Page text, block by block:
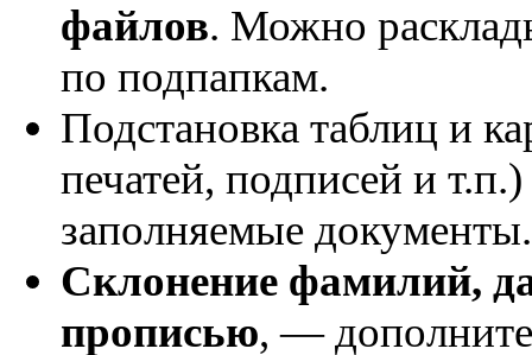
файлов. Можно
по подпапкам.
Подстановка таблиц и
печатей, подписей и т.п.)
заполняемые документы.
Склонение фамилий,
прописью, —